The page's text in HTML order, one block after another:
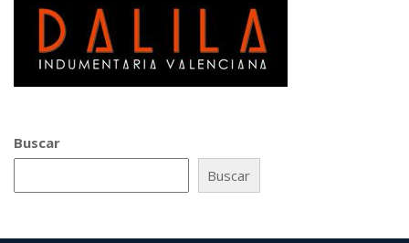
Buscar
Buscar